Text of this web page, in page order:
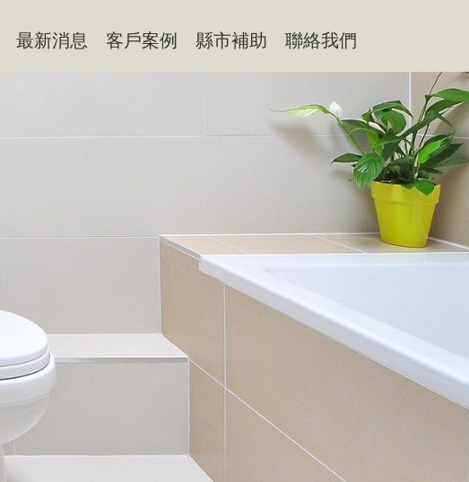
最新消息 客戶案例 縣市補助 聯絡我們